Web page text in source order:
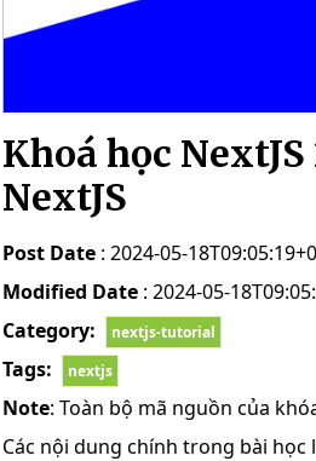
Khoá học
NextJS
Post Date : 2024-05-
Modified Date : 2024-05-
Category:
nextjs-tutorial
Tags: nextjs
Note: Toàn bộ mã nguồn của
Các nội dung chính trong bài học